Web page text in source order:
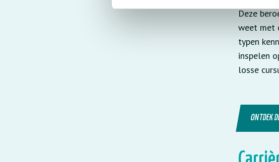
Deze
weet met
typen
inspelen
losse
ONTDEK